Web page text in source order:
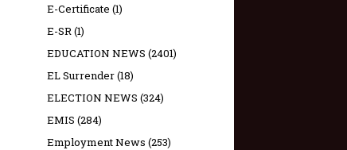
E-Certificate (1)
E-SR(1)
EDUCATION NEWS (2401)
EL Surrender(18)
ELECTION NEWS (324)
EMIS (284)
Employment News (253)